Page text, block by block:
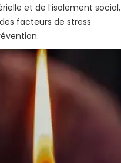
et de l’isolement social,
facteurs de stress